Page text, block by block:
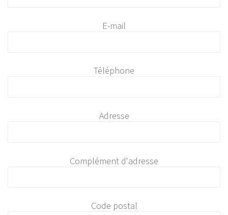
E-mail
Téléphone
Adresse
Complément d'adresse
Code postal